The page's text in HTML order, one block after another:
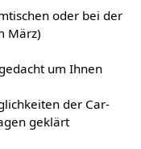
oder bei der
März)
um Ihnen
der Car-
geklärt